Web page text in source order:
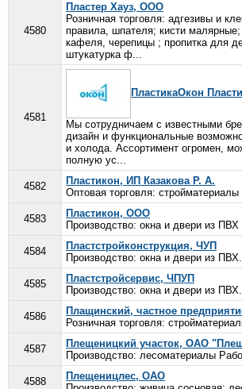
4580
Пластер Хауз, ООО
Розничная торговля: адгезивы и
правила, шпателя; кисти
кафеля, черепицы ; пропитка для
штукатурка ф...
4581
ПластикаОкон
Мы сотрудничаем с известными
дизайн и функциональные
и холода. Ассортимент огромен,
полную ус...
4582
Пластикон, ИП Казакова Р. А.
Оптовая торговля:
4583
Пластикон, ООО
Производство: окна и двери из
4584
Пластстройконструкция, ЧУП
Производство: окна и двери из
4585
Пластстройсервис, ЧПУП
Производство: окна и двери из
4586
Плащинский, частное
Розничная торговля:
4587
Плещеницкий участок, ОАО
Производство: лесоматериалы
4588
Плещеницлес, ОАО